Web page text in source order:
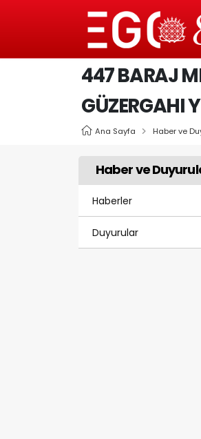
447 BARAJ
GÜZERGAHI
Ana Sayfa Haber ve
Haber ve
Haberler
Duyurular